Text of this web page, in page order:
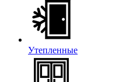
Утепленные